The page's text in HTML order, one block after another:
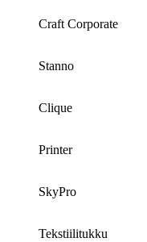
Craft Corporate
Stanno
Clique
Printer
SkyPro
Tekstiilitukku